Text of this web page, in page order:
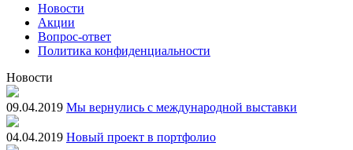
Новости
Акции
Вопрос-ответ
Политика конфиденциальности
Новости
09.04.2019 Мы вернулись с международной выставки
04.04.2019 Новый проект в портфолио